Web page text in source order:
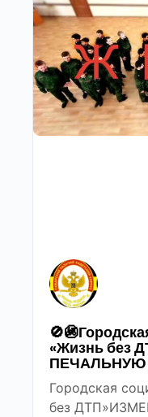
«Жизнь без
ПЕЧАЛЬНУЮ
Городская
без